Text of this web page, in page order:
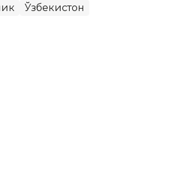
Ўзбекистон